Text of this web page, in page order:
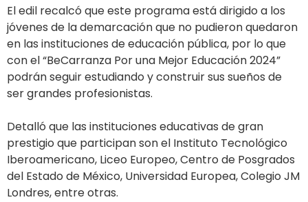
El edil recalcó que este programa está dirigido a los
jóvenes de la demarcación que no pudieron quedaron
en las instituciones de educación pública, por lo que
con el “BeCarranza Por una Mejor Educación 2024”
podrán seguir estudiando y construir sus sueños de
ser grandes profesionistas.
Detalló que las instituciones educativas de gran
prestigio que participan son el Instituto Tecnológico
Iberoamericano, Liceo Europeo, Centro de Posgrados
del Estado de México, Universidad Europea, Colegio JM
Londres, entre otras.